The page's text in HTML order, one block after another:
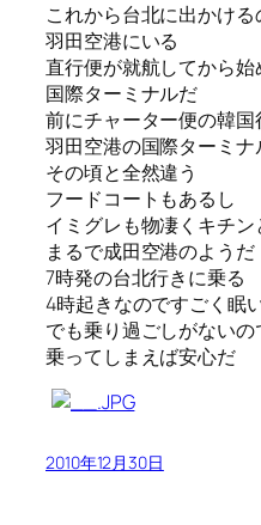
これから台北に出かける
羽田空港にいる
直行便が就航してから始
国際ターミナルだ
前にチャーター便の韓国
羽田空港の国際ターミ
その頃と全然違う
フードコートもあるし
イミグレも物凄くキチン
まるで成田空港のようだ
7時発の台北行きに乗る
4時起きなのですごく眠
でも乗り過ごしがないの
乗ってしまえば安心だ
2010年12月30日